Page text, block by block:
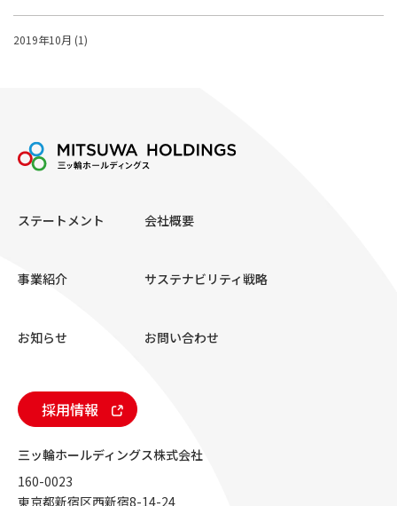
2019年10月 (1)
ステートメント 会社概要
事業紹介 サステナビリティ戦略
お知らせ お問い合わせ
採用情報
三ッ輪ホールディングス株式会社
160-0023
東京都新宿区西新宿8-14-24